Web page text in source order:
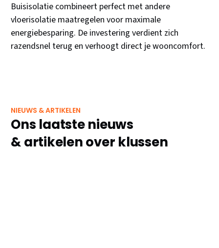
Buisisolatie combineert perfect met andere
vloerisolatie maatregelen voor maximale
energiebesparing. De investering verdient zich
razendsnel terug en verhoogt direct je wooncomfort.
NIEUWS & ARTIKELEN
Ons laatste nieuws
& artikelen over klussen